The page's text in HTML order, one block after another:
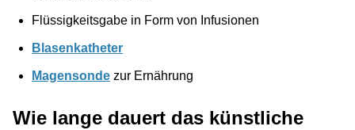
Flüssigkeitsgabe in Form von Infusionen
Blasenkatheter
Magensonde zur Ernährung
Wie lange dauert das künstliche